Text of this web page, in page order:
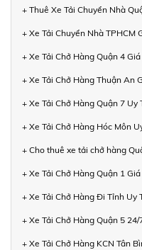
+ Thuê Xe Tải Chuyển Nhà
+ Xe Tải Chuyển Nhà TPHCM
+ Xe Tải Chở Hàng Quận 4
+ Xe Tải Chở Hàng Thuận An
+ Xe Tải Chở Hàng Quận 7 Uy
+ Xe Tải Chở Hàng Hóc Môn
+ Cho thuê xe tải chở hàng
+ Xe Tải Chở Hàng Quận 1
+ Xe Tải Chở Hàng Đi Tỉnh Uy
+ Xe Tải Chở Hàng Quận 5
+ Xe Tải Chở Hàng KCN Tân